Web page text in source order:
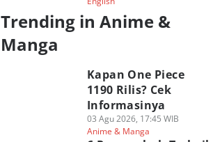
Trending in Anime &
Manga
Kapan One Piece
1190 Rilis? Cek
Informasinya
03 Agu 2026, 17:45 WIB
Anime & Manga